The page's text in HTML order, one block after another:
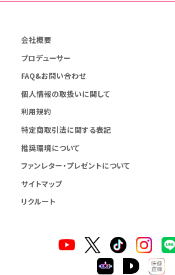
会社概要
プロデューサー
FAQ&お問い合わせ
個人情報の取扱いに関して
利用規約
特定商取引法に関する表記
推奨環境について
ファンレター・プレゼントについて
サイトマップ
リクルート